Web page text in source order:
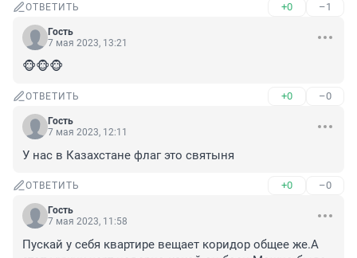
ОТВЕТИТЬ +0 –1
Гость
7 мая 2023, 13:21
🐵🐵🐵
ОТВЕТИТЬ +0 –0
Гость
7 мая 2023, 12:11
У нас в Казахстане флаг это святыня
ОТВЕТИТЬ +0 –0
Гость
7 мая 2023, 11:58
Пускай у себя квартире вещает коридор общее же.А